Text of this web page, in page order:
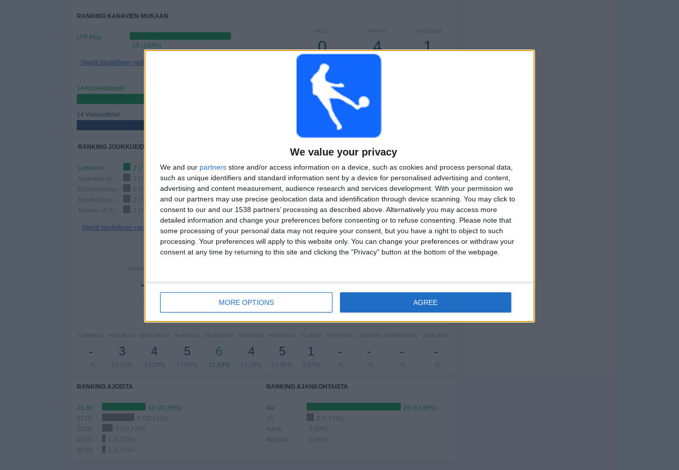
We value your privacy
We and our partners store and/or access information on a device, such as cookies and process personal data,
such as unique identifiers and standard information sent by a device for personalised advertising and content,
advertising and content measurement, audience research and services development. With your permission we
and our partners may use precise geolocation data and identification through device scanning. You may click to
consent to our and our 1538 partners’ processing as described above. Alternatively you may access more
detailed information and change your preferences before consenting or to refuse consenting.
Please note that
some processing of your personal data may not require your consent, but you have a right to object to such
processing. Your preferences will apply to this website only. You can change your preferences or withdraw your
consent at any time by returning to this site and clicking the "Privacy" button at the bottom of the webpage.
MORE OPTIONS AGREE
RANKING KANAVIEN MUKAAN
LPF Play
28 (100%)
Näytä täydellinen ranking
YHTEENSÄ
1
PÄIVÄT
4
ILMAISETTOMIA
PELIT
0
MAKSUPELIT
14 Kotikenttäpelit
14 Vierasottelut
YHTEENSÄ
1
KILPAILUT
RANKING JOUKKUEIDEN MUKAAN
Laferrere
2 (7,14%)
2 (7,14%)
Excursionistas
2 (7,14%)
2 (7,14%)
Talleres (R.E)
2 (7,14%)
Näytä täydellinen ranking
RANKING KILPAILUJEN MUKAAN
Primera B 28 (100%)
Näytä täydellinen ranking
PELIT VIIKONPÄIVIEN MUKAAN
MAANANTAI
-
- %
3 1
3,57%
-
- %
2 19 3
PELIT KUUKAUSIEN MUKAAN
TAMMIKUU
-
- %
HELMIKUU
3
10,71%
MAALISKUU
4
14,29%
HUHTIKUU
5
17,86%
TOUKOKUU
6
21,43%
KESÄKUU
4
14,29%
HEINÄKUU
5
17,86%
ELOKUU
1
3,57%
SYYSKUU
-
- %
LOKAKUU
-
- %
MARRASKUU
-
- %
JOULUKUU
-
- %
RANKING AJOISTA
21:30
12 (42,86%)
21:00
9 (32,14%)
22:00
3 (10,71%)
02:00
1 (3,57%)
20:00
1 (3,57%)
RANKING AJANKOHTAISTA
Ilta
26 (92,86%)
Yö
2 (7,14%)
Aamu
0 (0%)
Iltapäivä
0 (0%)